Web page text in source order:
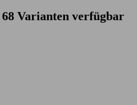
68 Varianten verfügbar